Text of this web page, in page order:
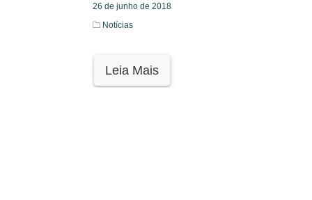
26 de junho de 2018
Notícias
Leia Mais